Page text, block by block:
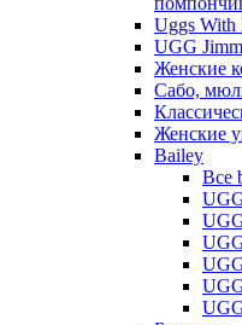
Uggs With
UGG
Женские
Сабо,
Женские
Bailey
Все